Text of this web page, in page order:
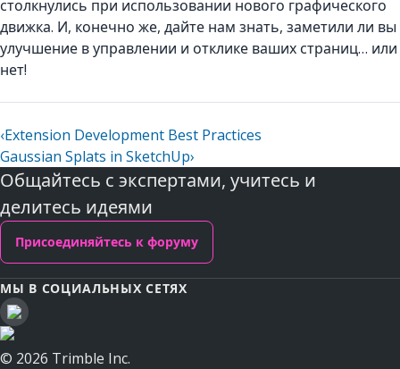
столкнулись при использовании нового графического
движка. И, конечно же, дайте нам знать, заметили ли вы
улучшение в управлении и отклике ваших страниц… или
нет!
‹Extension Development Best Practices
Gaussian Splats in SketchUp›
Общайтесь с экспертами, учитесь и
делитесь идеями
Присоединяйтесь к форуму
МЫ В СОЦИАЛЬНЫХ СЕТЯХ
© 2026 Trimble Inc.